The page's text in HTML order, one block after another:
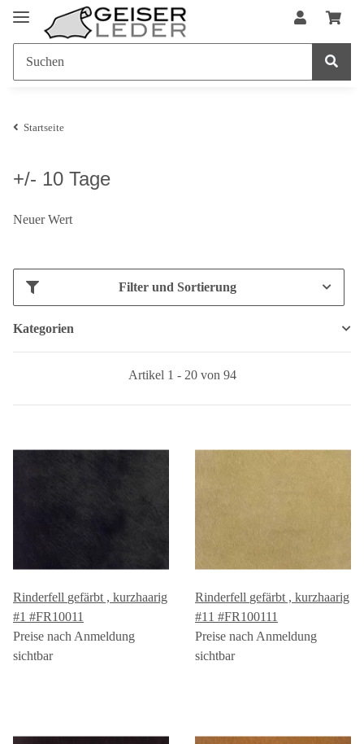
Startseite
+/- 10 Tage
Neuer Wert
Filter und Sortierung
Kategorien
Artikel 1 - 20 von 94
Rinderfell gefärbt , kurzhaarig
#1 #FR10011
Preise nach Anmeldung
sichtbar
Rinderfell gefärbt , kurzhaarig
#11 #FR100111
Preise nach Anmeldung
sichtbar